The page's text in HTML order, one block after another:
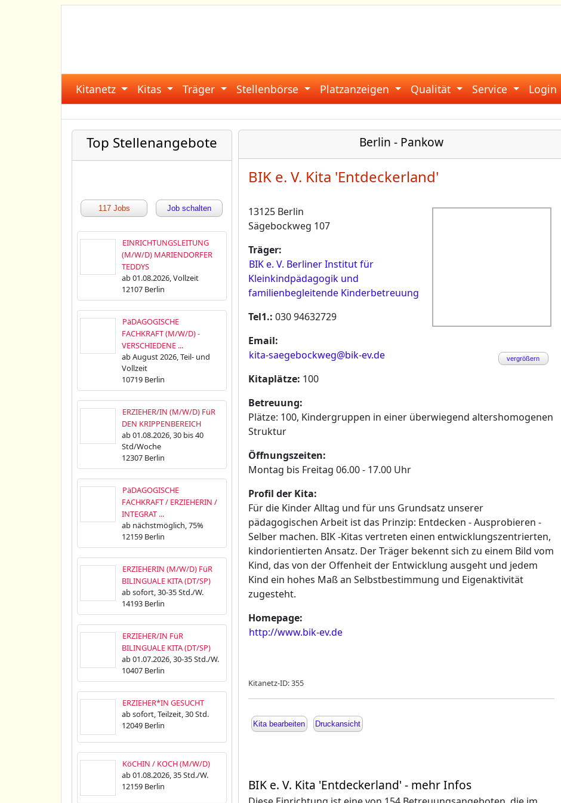
Kitanetz Kitas Träger Stellenbörse Platzanzeigen Qualität Service Login
Top Stellenangebote
117 Jobs Job schalten
EINRICHTUNGSLEITUNG
(M/W/D) MARIENDORFER
TEDDYS
ab 01.08.2026, Vollzeit
12107 Berlin
PäDAGOGISCHE
FACHKRAFT (M/W/D) -
VERSCHIEDENE ...
ab August 2026, Teil- und
Vollzeit
10719 Berlin
ERZIEHER/IN (M/W/D) FüR
DEN KRIPPENBEREICH
ab 01.08.2026, 30 bis 40
Std/Woche
12307 Berlin
PäDAGOGISCHE
FACHKRAFT / ERZIEHERIN /
INTEGRAT ...
ab nächstmöglich, 75%
12159 Berlin
ERZIEHERIN (M/W/D) FüR
BILINGUALE KITA (DT/SP)
ab sofort, 30-35 Std./W.
14193 Berlin
ERZIEHER/IN FüR
BILINGUALE KITA (DT/SP)
ab 01.07.2026, 30-35 Std./W.
10407 Berlin
ERZIEHER*IN GESUCHT
ab sofort, Teilzeit, 30 Std.
12049 Berlin
KöCHIN / KOCH (M/W/D)
ab 01.08.2026, 35 Std./W.
12159 Berlin
Berlin - Pankow
BIK e. V. Kita 'Entdeckerland'
vergrößern
13125 Berlin
Sägebockweg 107
Träger:
BIK e. V. Berliner Institut für
Kleinkindpädagogik und
familienbegleitende Kinderbetreuung
Tel1.: 030 94632729
Email:
kita-saegebockweg@bik-ev.de
Kitaplätze: 100
Betreuung:
Plätze: 100, Kindergruppen in einer überwiegend altershomogenen
Struktur
Öffnungszeiten:
Montag bis Freitag 06.00 - 17.00 Uhr
Profil der Kita:
Für die Kinder Alltag und für uns Grundsatz unserer
pädagogischen Arbeit ist das Prinzip: Entdecken - Ausprobieren -
Selber machen. BIK -Kitas vertreten einen entwicklungszentrierten,
kindorientierten Ansatz. Der Träger bekennt sich zu einem Bild vom
Kind, das von der Offenheit der Entwicklung ausgeht und jedem
Kind ein hohes Maß an Selbstbestimmung und Eigenaktivität
zugesteht.
Homepage:
http://www.bik-ev.de
Kitanetz-ID: 355
Kita bearbeiten Druckansicht
BIK e. V. Kita 'Entdeckerland' - mehr Infos